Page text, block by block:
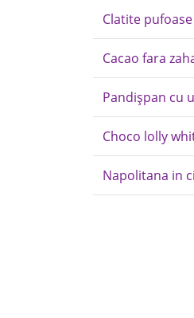
Clatite
Cacao fara
Pandișpan cu
Choco lolly
Napolitana in